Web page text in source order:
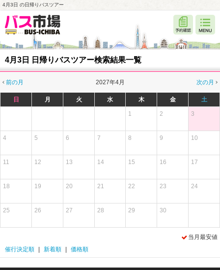
4月3日 の日帰りバスツアー
4月3日 日帰りバスツアー検索結果一覧
前の月 次の月
2027年4月
日 月 火 水 木 金 土
1 2 3
4 5 6 7 8 9 10
11 12 13 14 15 16 17
18 19 20 21 22 23 24
25 26 27 28 29 30
当月最安値
催行決定順
新着順 価格順